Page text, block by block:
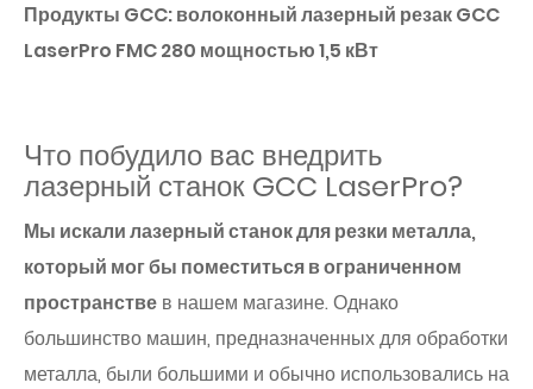
Продукты GCC: волоконный лазерный резак GCC
LaserPro FMC 280 мощностью 1,5 кВт
Что побудило вас внедрить
лазерный станок GCC LaserPro?
Мы искали лазерный станок для резки металла,
который мог бы поместиться в ограниченном
пространстве в нашем магазине. Однако
большинство машин, предназначенных для обработки
металла, были большими и обычно использовались на